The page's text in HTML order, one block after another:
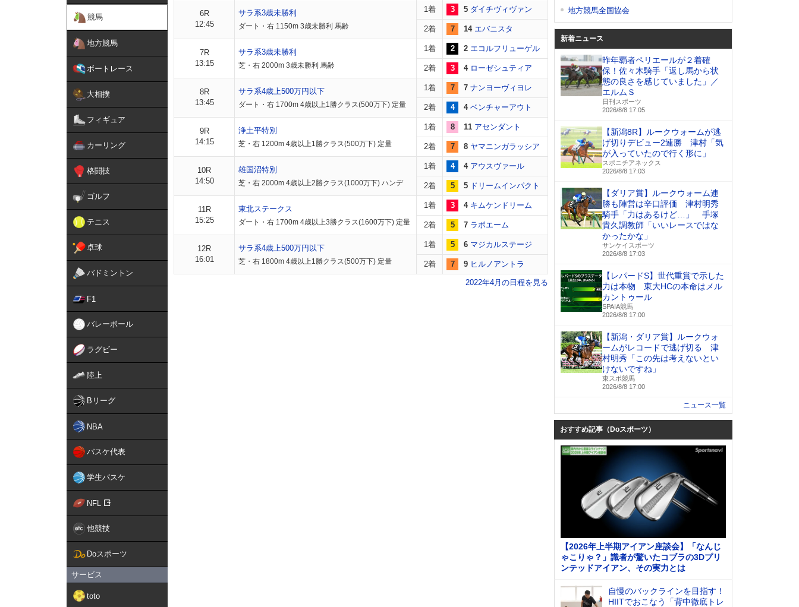
競馬
地方競馬
ボートレース
大相撲
フィギュア
カーリング
格闘技
ゴルフ
テニス
卓球
バドミントン
F1
バレーボール
ラグビー
陸上
Bリーグ
NBA
バスケ代表
学生バスケ
NFL
他競技
Doスポーツ
サービス
toto
6R
12:45
サラ系3歳未勝利
ダート・右 1150m 3歳未勝利 馬齢
1着 3 5 ダイチヴィヴァン
2着 7 14 エバニスタ
7R
13:15
サラ系3歳未勝利
芝・右 2000m 3歳未勝利 馬齢
1着 2 2 エコルフリューゲル
2着 3 4 ローゼシュティア
8R
13:45
サラ系4歳上500万円以下
ダート・右 1700m 4歳以上1勝クラス(500万下) 定量
1着 7 7 ナンヨーヴィヨレ
2着 4 4 ベンチャーアウト
9R
14:15
浄土平特別
芝・右 1200m 4歳以上1勝クラス(500万下) 定量
1着 8 11 アセンダント
2着 7 8 ヤマニンガラッシア
10R
14:50
雄国沼特別
芝・右 2000m 4歳以上2勝クラス(1000万下) ハンデ
1着 4 4 アウスヴァール
2着 5 5 ドリームインパクト
11R
15:25
東北ステークス
ダート・右 1700m 4歳以上3勝クラス(1600万下) 定量
1着 3 4 キムケンドリーム
2着 5 7 ラボエーム
12R
16:01
サラ系4歳上500万円以下
芝・右 1800m 4歳以上1勝クラス(500万下) 定量
1着 5 6 マジカルステージ
2着 7 9 ヒルノアントラ
2022年4月の日程を見る
地方競馬全国協会
新着ニュース
昨年覇者ペリエールが２着確
保！佐々木騎手「返し馬から状
態の良さを感じていました」／
エルムＳ
日刊スポーツ
2026/8/8 17:05
【新潟8R】ルークウォームが逃
げ切りデビュー2連勝 津村「気
が入っていたので行く形に」
スポニチアネックス
2026/8/8 17:03
【ダリア賞】ルークウォーム連
勝も陣営は辛口評価 津村明秀
騎手「力はあるけど…」 手塚
貴久調教師「いいレースではな
かったかな」
サンケイスポーツ
2026/8/8 17:03
【レパードS】世代重賞で示した
力は本物 東大HCの本命はメル
カントゥール
SPAIA競馬
2026/8/8 17:00
【新潟・ダリア賞】ルークウォ
ームがレコードで逃げ切る 津
村明秀「この先は考えないとい
けないですね」
東スポ競馬
2026/8/8 17:00
ニュース一覧
おすすめ記事（Doスポーツ）
【2026年上半期アイアン座談会】「なんじ
ゃこりゃ？」識者が驚いたコブラの3Dプリ
ンテッドアイアン、その実力とは
自慢のバックラインを目指す！
HIITでおこなう「背中徹底トレ